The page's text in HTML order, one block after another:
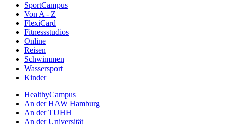
SportCampus
Von A - Z
FlexiCard
Fitnessstudios
Online
Reisen
Schwimmen
Wassersport
Kinder
HealthyCampus
An der HAW Hamburg
An der TUHH
An der Universität